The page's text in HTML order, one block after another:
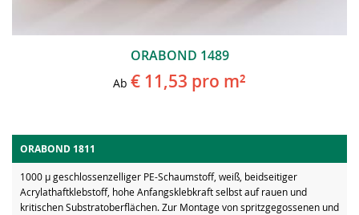
ORABOND 1489
Ab € 11,53 pro m²
ORABOND 1811
1000 µ geschlossenzelliger PE-Schaumstoff, weiß, beidseitiger
Acrylathaftklebstoff, hohe Anfangsklebkraft selbst auf rauen und
kritischen Substratoberflächen. Zur Montage von spritzgegossenen und